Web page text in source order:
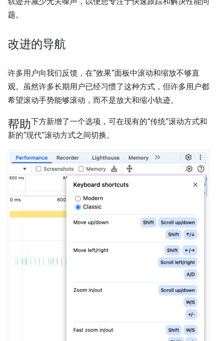
题。
改进的导航
许多用户向我们反馈，在“效果”面板中滚动和缩放不够直
观。虽然许多长期用户已经习惯了这种方式，但许多用户都
希望滚动手势能够滚动，而不是放大和缩小轨迹。
帮助下方新增了一个选项，可在现有的“传统”滚动方式和
新的“现代”滚动方式之间切换。